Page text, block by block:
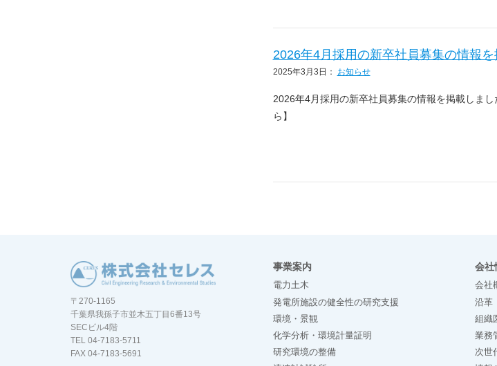
2026年4月採用の新卒社員募集の情報
2025年3月3日 ： お知らせ
2026年4月採用の新卒社員募集の情報を掲載しま
ら】
〒270-1165
千葉県我孫子市並木五丁目6番13号
SECビル4階
TEL 04-7183-5711
FAX 04-7183-5691
事業案内
電力土木
発電所施設の健全性の研究支援
環境・景観
化学分析・環境計量証明
研究環境の整備
会社
会社
沿革
組織
業務
次世